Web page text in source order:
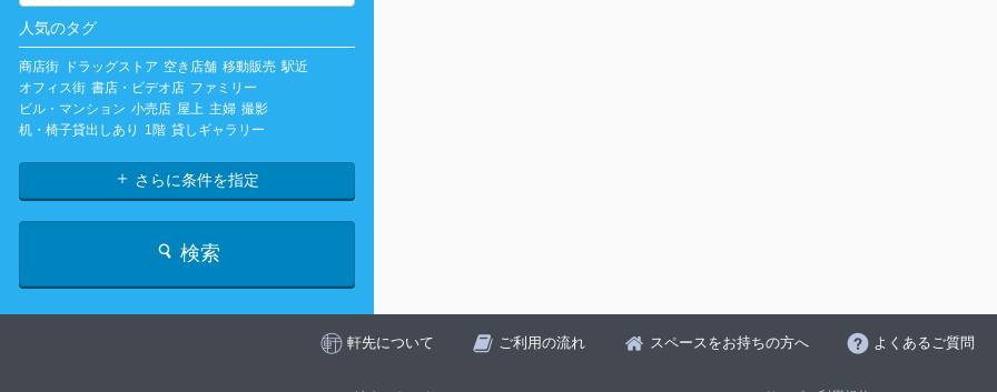
人気のタグ
商店街 ドラッグストア 空き店舗 移動販売 駅近
オフィス街 書店・ビデオ店 ファミリー
ビル・マンション 小売店 屋上 主婦 撮影
机・椅子貸出しあり
1階 貸しギャラリー
さらに条件を指定
検索
軒先について ご利用の流れ スペースをお持ちの方へ よくあるご質問